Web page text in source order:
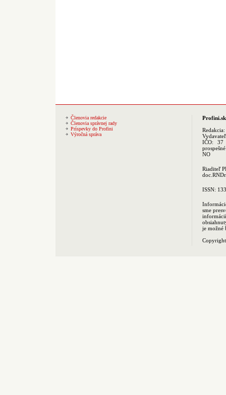
Členovia redakcie
Členovia správnej rady
Príspevky do Profini
Výročná správa
Profini.sk
Redakcia:
IČO: 37
NO
Riaditeľ
ISSN:
sme
je možné